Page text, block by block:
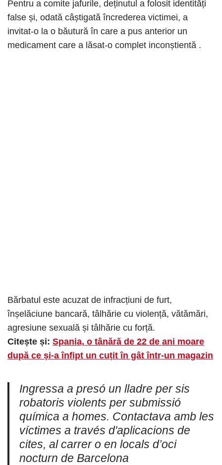
Pentru a comite jafurile, deținutul a folosit identități
false și, odată câștigată încrederea victimei, a
invitat-o ​​la o băutură în care a pus anterior un
medicament care a lăsat-o complet inconștientă .
Bărbatul este acuzat de infracțiuni de furt,
înșelăciune bancară, tâlhărie cu violență, vătămări,
agresiune sexuală și tâlhărie cu forță.
Citește și: Spania, o tânără de 22 de ani moare
după ce și-a înfipt un cuțit în gât într-un magazin
Ingressa a presó un lladre per sis
robatoris violents per submissió
química a homes. Contactava amb les
víctimes a través d'aplicacions de
cites, al carrer o en locals d’oci
nocturn de Barcelona